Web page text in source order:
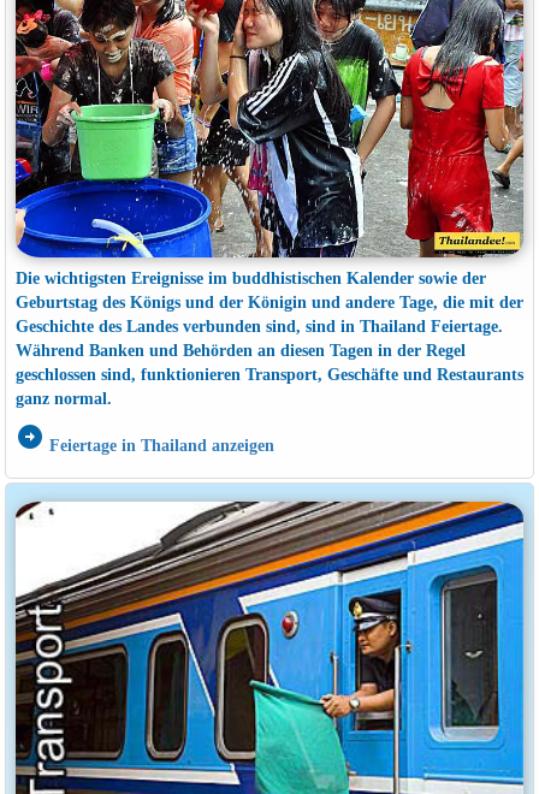
Die wichtigsten Ereignisse im buddhistischen Kalender sowie der
Geburtstag des Königs und der Königin und andere Tage, die mit der
Geschichte des Landes verbunden sind, sind in Thailand Feiertage.
Während Banken und Behörden an diesen Tagen in der Regel
geschlossen sind, funktionieren Transport, Geschäfte und Restaurants
ganz normal.
arrow_circle_right Feiertage in Thailand anzeigen